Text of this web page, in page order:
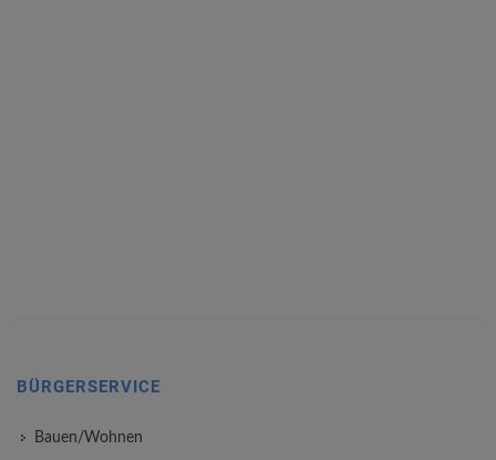
BÜRGERSERVICE
Bauen/Wohnen